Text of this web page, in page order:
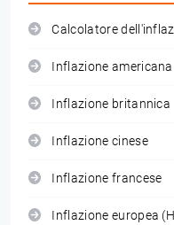
Calcolatore
Inflazione americana
Inflazione britannica
Inflazione cinese
Inflazione francese
Inflazione europea